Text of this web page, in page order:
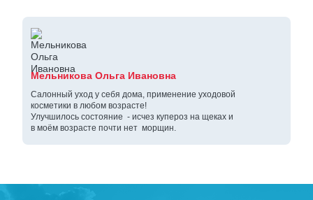
Мельникова Ольга Ивановна
Салонный уход у себя дома, применение уходовой
косметики в любом возрасте!
Улучшилось состояние - исчез купероз на щеках и
в моём возрасте почти нет морщин.